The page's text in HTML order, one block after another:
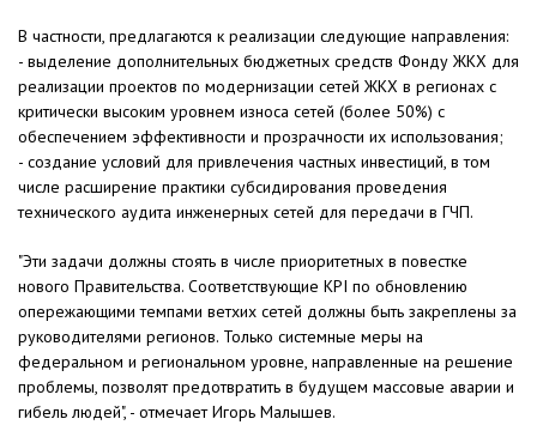
В частности, предлагаются к реализации следующие направления:
- выделение дополнительных бюджетных средств Фонду ЖКХ для
реализации проектов по модернизации сетей ЖКХ в регионах с
критически высоким уровнем износа сетей (более 50%) с
обеспечением эффективности и прозрачности их использования;
- создание условий для привлечения частных инвестиций, в том
числе расширение практики субсидирования проведения
технического аудита инженерных сетей для передачи в ГЧП.
"Эти задачи должны стоять в числе приоритетных в повестке
нового Правительства. Соответствующие KPI по обновлению
опережающими темпами ветхих сетей должны быть закреплены за
руководителями регионов. Только системные меры на
федеральном и региональном уровне, направленные на решение
проблемы, позволят предотвратить в будущем массовые аварии и
гибель людей", - отмечает Игорь Малышев.